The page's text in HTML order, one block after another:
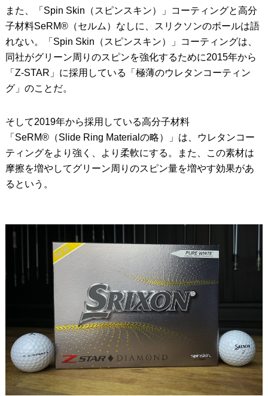
また、「Spin Skin（スピンスキン）」コーティングと高分
子材料SeRM®（セルム）なしに、スリクソンのボールは語
れない。「Spin Skin（スピンスキン）」コーティングは、
同社がグリーン周りのスピンを強化するために2015年から
「Z-STAR」に採用している「極薄のウレタンコーティン
グ」のことだ。
そして2019年から採用している高分子材料
「SeRM®（Slide Ring Materialの略）」は、ウレタンコー
ティングをより強く、より柔軟にする。また、この素材は
摩擦を増やしてグリーン周りのスピン量を増やす効果があ
るという。